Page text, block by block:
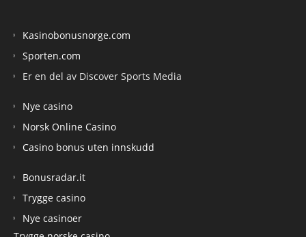
Kasinobonusnorge.com
Sporten.com
Er en del av Discover Sports Media
Nye casino
Norsk Online Casino
Casino bonus uten innskudd
Bonusradar.it
Trygge casino
Nye casinoer